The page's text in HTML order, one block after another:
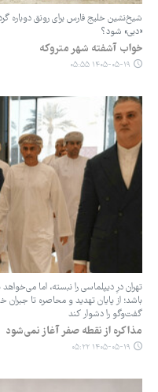
شیخ‌نشین خلیج فارس برای رونق دوباره
«دبی» شود؟
خواب آشفته شهر متروکه
۱۴۰۵-۰۵-۱۹ ۰۵:۵۵
تهران درِ دیپلماسی را نبسته، اما
باشد؛ از پایان تهدید و محاصره تا
گفت‌وگو را دشوار کند
مذاکره از نقطه صفر آغاز نمی‌شود
۱۴۰۵-۰۵-۱۹ ۰۵:۲۲